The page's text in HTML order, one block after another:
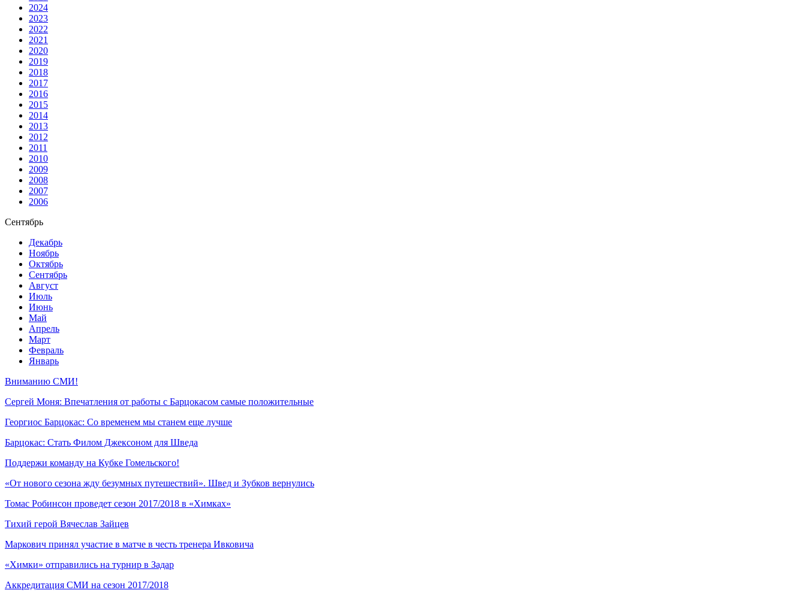
2024
2023
2022
2021
2020
2019
2018
2017
2016
2015
2014
2013
2012
2011
2010
2009
2008
2007
2006
Сентябрь
Декабрь
Ноябрь
Октябрь
Сентябрь
Август
Июль
Июнь
Май
Апрель
Март
Февраль
Январь
Вниманию СМИ!
Сергей Моня: Впечатления от работы с Барцокасом самые положительные
Георгиос Барцокас: Со временем мы станем еще лучше
Барцокас: Стать Филом Джексоном для Шведа
Поддержи команду на Кубке Гомельского!
«От нового сезона жду безумных путешествий». Швед и Зубков вернулись
Томас Робинсон проведет сезон 2017/2018 в «Химках»
Тихий герой Вячеслав Зайцев
Маркович принял участие в матче в честь тренера Ивковича
«Химки» отправились на турнир в Задар
Аккредитация СМИ на сезон 2017/2018